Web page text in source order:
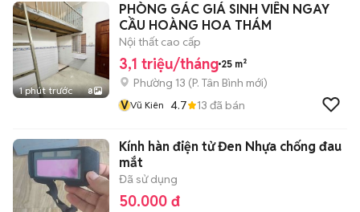
1 phút trước 8
PHÒNG GÁC GIÁ SINH VIÊN NGAY
CẦU HOÀNG HOA THÁM
Nội thất cao cấp
3,1 triệu/tháng 25 m²
Phường 13 (P. Tân Bình mới)
VVũ Kiên 4.7 13 đã bán
Kính hàn điện tử Đen Nhựa chống đau
mắt
Đã sử dụng
50.000 đ